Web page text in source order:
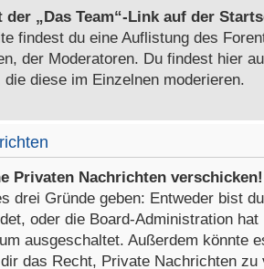
der „Das Team“-Link auf der
findest du eine Auflistung des
der Moderatoren. Du findest hier
die diese im Einzelnen moderieren.
Privaten Nachrichten verschicken!
drei Gründe geben: Entweder bist
oder die Board-Administration
ausgeschaltet. Außerdem könnte
das Recht, Private Nachrichten